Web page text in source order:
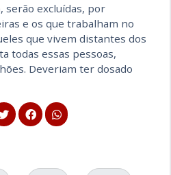
serão excluídas, por
e os que trabalham no
que vivem distantes dos
todas essas pessoas,
Deveriam ter dosado